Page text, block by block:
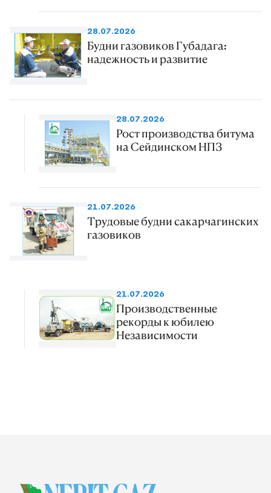
28.07.2026
Будни газовиков Губадага:
надежность и развитие
28.07.2026
Рост производства битума
на Сейдинском НПЗ
21.07.2026
Трудовые будни сакарчагинских
газовиков
21.07.2026
Производственные
рекорды к юбилею
Независимости